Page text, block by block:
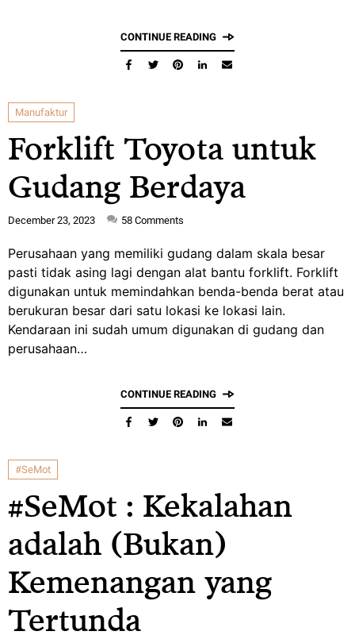
CONTINUE READING
Manufaktur
Forklift Toyota untuk
Gudang Berdaya
December 23, 2023 58 Comments
Perusahaan yang memiliki gudang dalam skala besar
pasti tidak asing lagi dengan alat bantu forklift. Forklift
digunakan untuk memindahkan benda-benda berat atau
berukuran besar dari satu lokasi ke lokasi lain.
Kendaraan ini sudah umum digunakan di gudang dan
perusahaan…
CONTINUE READING
#SeMot
#SeMot : Kekalahan
adalah (Bukan)
Kemenangan yang
Tertunda